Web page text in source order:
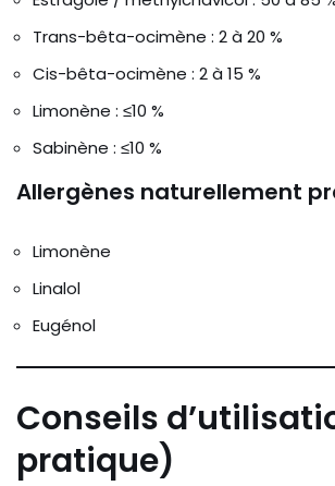
Trans-bêta-ocimène : 2 à 20 %
Cis-bêta-ocimène : 2 à 15 %
Limonène : ≤10 %
Sabinène : ≤10 %
Allergènes naturellement
Limonène
Linalol
Eugénol
Conseils
pratique)